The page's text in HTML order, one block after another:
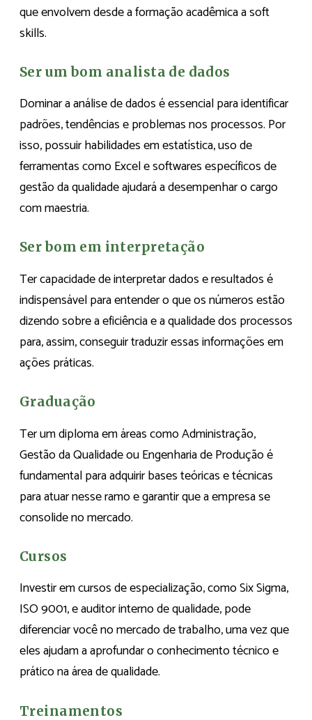
que envolvem desde a formação acadêmica a soft
skills.
Ser um bom analista de dados
Dominar a análise de dados é essencial para identificar
padrões, tendências e problemas nos processos. Por
isso, possuir habilidades em estatística, uso de
ferramentas como Excel e softwares específicos de
gestão da qualidade ajudará a desempenhar o cargo
com maestria.
Ser bom em interpretação
Ter capacidade de interpretar dados e resultados é
indispensável para entender o que os números estão
dizendo sobre a eficiência e a qualidade dos processos
para, assim, conseguir traduzir essas informações em
ações práticas.
Graduação
Ter um diploma em áreas como Administração,
Gestão da Qualidade ou Engenharia de Produção é
fundamental para adquirir bases teóricas e técnicas
para atuar nesse ramo e garantir que a empresa se
consolide no mercado.
Cursos
Investir em cursos de especialização, como Six Sigma,
ISO 9001, e auditor interno de qualidade, pode
diferenciar você no mercado de trabalho, uma vez que
eles ajudam a aprofundar o conhecimento técnico e
prático na área de qualidade.
Treinamentos